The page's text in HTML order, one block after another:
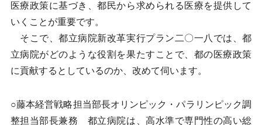
医療政策に基づき、都民から求められる医療を提供して
いくことが重要です。
そこで、都立病院新改革実行プラン二〇一八では、都
立病院がどのような役割を果たすことで、都の医療政策
に貢献するとしているのか、改めて伺います。
○藤本経営戦略担当部長オリンピック・パラリンピック調
整担当部長兼務 都立病院は、高水準で専門性の高い総